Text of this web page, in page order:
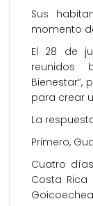
Sus
momento
El 28 de
reunidos
Bienestar”,
para crear
La
Primero,
Cuatro
Costa